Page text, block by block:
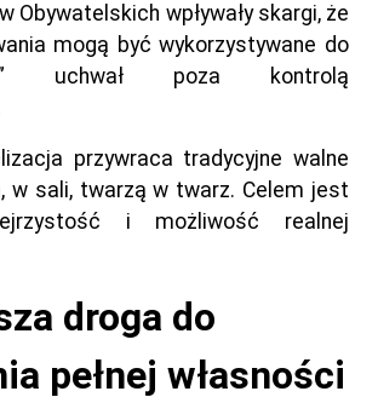
Obywatelskich wpływały skargi, że
mogą być wykorzystywane do
uchwał poza kontrolą
przywraca tradycyjne walne
w sali, twarzą w twarz. Celem jest
i możliwość realnej
droga do
pełnej własności